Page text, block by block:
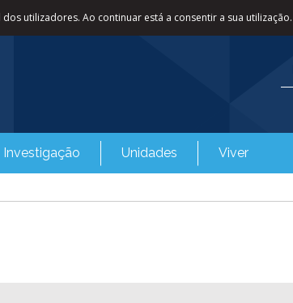
utilizadores. Ao continuar está a consentir a sua utilização.
Investigação Unidades Viver